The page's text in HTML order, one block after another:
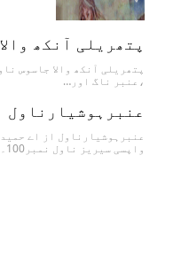
پتھریلی آنکھ
پتھریلی آنکھ والا جاسوس
،عنبر ناگ اور…
عنبرہوشیارناول
عنبرہوشیارناول از اے
واپسی سیریز ناول نمبر100۔ مصنف…